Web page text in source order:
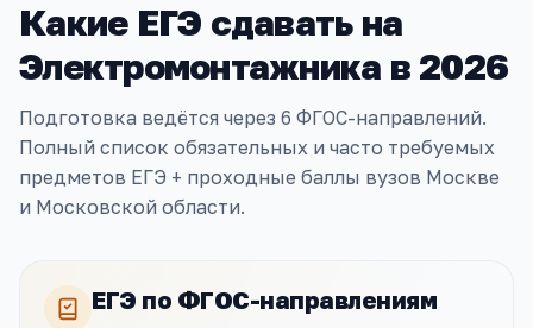
Какие ЕГЭ сдавать на
Электромонтажника в 2026
Подготовка ведётся через 6 ФГОС-направлений.
Полный список обязательных и часто требуемых
предметов ЕГЭ + проходные баллы вузов Москве
и Московской области.
ЕГЭ по ФГОС-направлениям